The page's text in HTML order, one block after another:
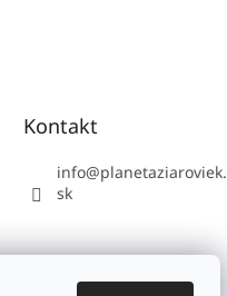
Kontakt
info@planetaziaroviek.
sk